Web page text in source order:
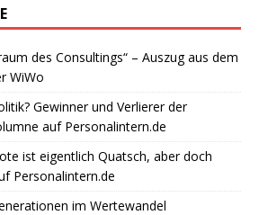
des Consultings“ – Auszug aus dem
WiWo
Gewinner und Verlierer der
auf Personalintern.de
ist eigentlich Quatsch, aber doch
Personalintern.de
im Wertewandel